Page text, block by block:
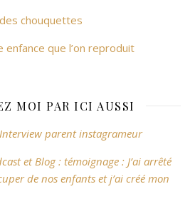
chouquettes
que l’on reproduit
MOI PAR ICI AUSSI
parent instagrameur
et Blog : témoignage : J’ai arrêté
de nos enfants et j’ai créé mon